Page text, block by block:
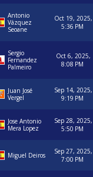
Antonio
Vázquez
Seoane
Oct 19, 2025,
5:36 PM
Sergio
Fernandez
Palmeiro
Oct 6, 2025,
8:08 PM
Juan José
Vergel
Sep 14, 2025,
9:19 PM
Jose Antonio
Mera Lopez
Sep 28, 2025,
5:50 PM
Miguel Deiros
Sep 27, 2025,
7:00 PM